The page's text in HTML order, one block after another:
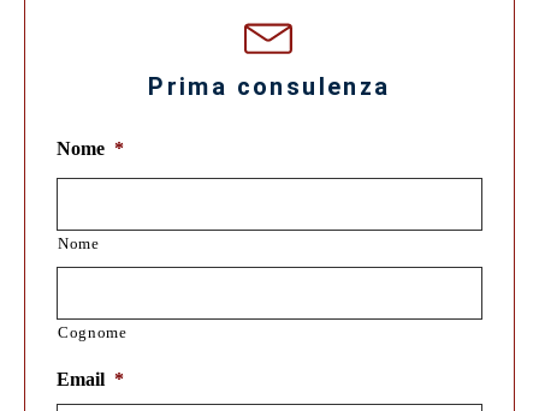
Prima consulenza
Nome *
Nome
Cognome
Email *